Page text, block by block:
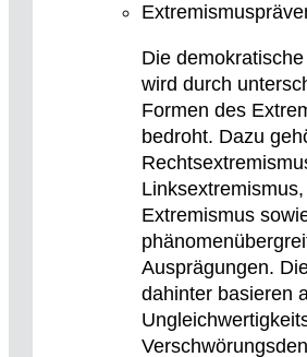
Die
wird durch
Formen des
bedroht. Dazu
Extremismus
Ausprägungen.
dahinter basieren